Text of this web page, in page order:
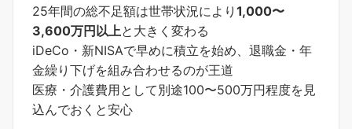
25年間の総不足額は世帯状況により 1,000〜
3,600万円以上と大きく変わる
iDeCo・新NISAで早めに積立を始め、退職金・年
金繰り下げを組み合わせるのが王道
医療・介護費用として別途100〜500万円程度を見
込んでおくと安心